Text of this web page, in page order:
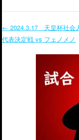
Post
← 2024.3.17 天皇杯社会
代表決定戦 vs フェノメノ